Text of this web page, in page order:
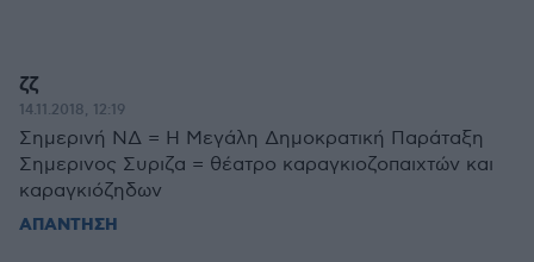
ζζ
14.11.2018, 12:19
Σημερινή ΝΔ = Η Μεγάλη Δημοκρατική Παράταξη
Σημερινος Συριζα = θέατρο καραγκιοζοπαιχτών και
καραγκιόζηδων
ΑΠΑΝΤΗΣΗ